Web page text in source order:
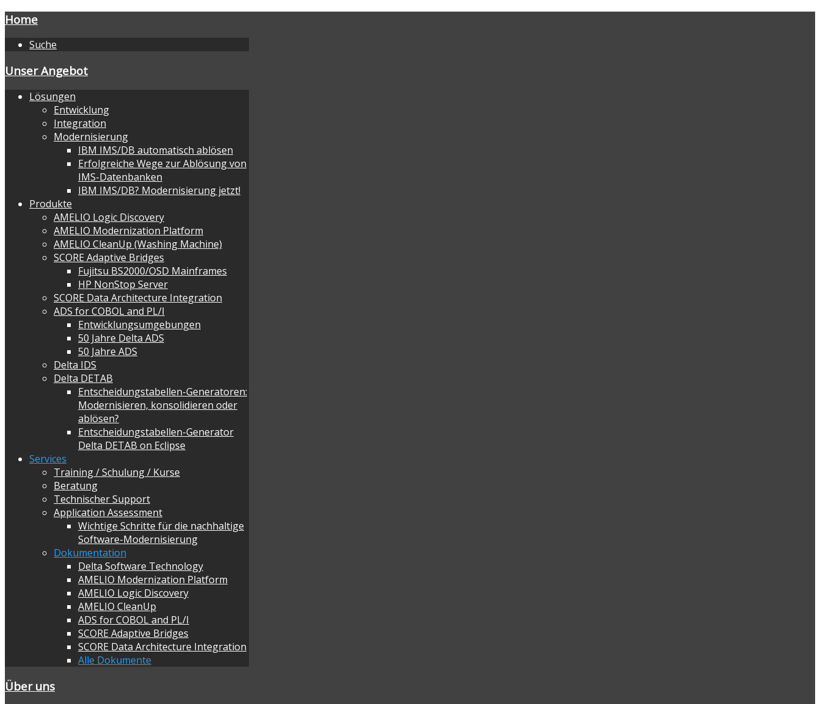
Home
Suche
Unser Angebot
Lösungen
Entwicklung
Integration
Modernisierung
IBM IMS/DB automatisch ablösen
Erfolgreiche Wege zur Ablösung von
IMS-Datenbanken
IBM IMS/DB? Modernisierung jetzt!
Produkte
AMELIO Logic Discovery
AMELIO Modernization Platform
AMELIO CleanUp (Washing Machine)
SCORE Adaptive Bridges
Fujitsu BS2000/OSD Mainframes
HP NonStop Server
SCORE Data Architecture Integration
ADS for COBOL and PL/I
Entwicklungsumgebungen
50 Jahre Delta ADS
50 Jahre ADS
Delta IDS
Delta DETAB
Entscheidungstabellen-Generatoren:
Modernisieren, konsolidieren oder
ablösen?
Entscheidungstabellen-Generator
Delta DETAB on Eclipse
Services
Training / Schulung / Kurse
Beratung
Technischer Support
Application Assessment
Wichtige Schritte für die nachhaltige
Software-Modernisierung
Dokumentation
Delta Software Technology
AMELIO Modernization Platform
AMELIO Logic Discovery
AMELIO CleanUp
ADS for COBOL and PL/I
SCORE Adaptive Bridges
SCORE Data Architecture Integration
Alle Dokumente
Über uns